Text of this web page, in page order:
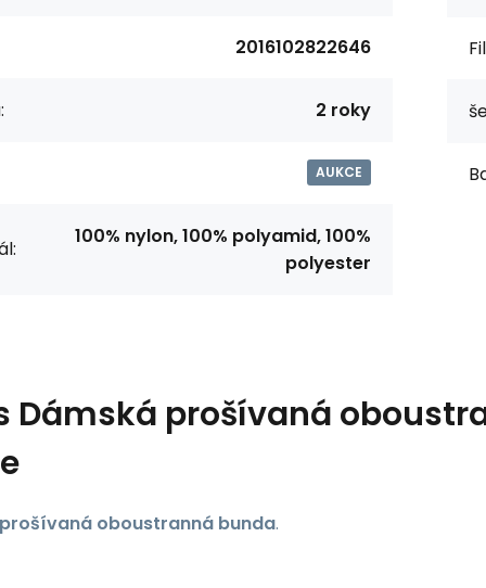
2016102822646
2 roky
AUKCE
100% nylon, 100% polyamid, 100%
polyester
Dámská prošívaná
oboustranná bunda.